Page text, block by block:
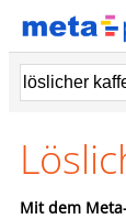
Mit dem